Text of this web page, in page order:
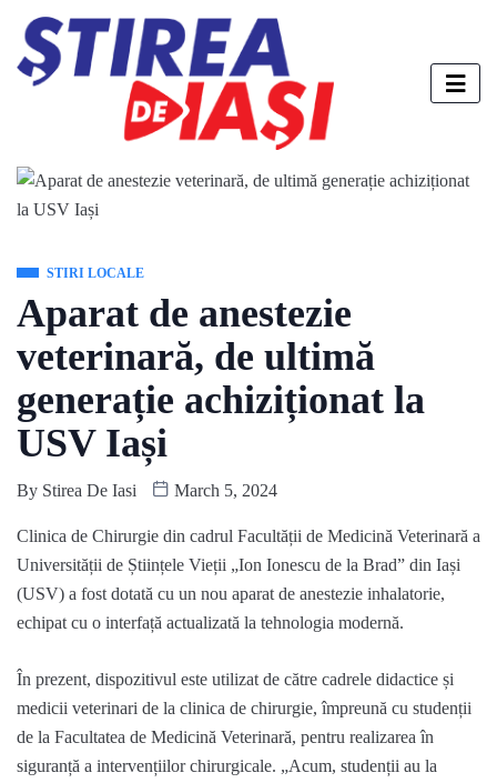
STIRI LOCALE
Aparat de anestezie
veterinară, de ultimă
generație achiziționat la
USV Iași
By Stirea De Iasi March 5, 2024
Clinica de Chirurgie din cadrul Facultății de Medicină Veterinară a
Universității de Științele Vieții „Ion Ionescu de la Brad” din Iași
(USV) a fost dotată cu un nou aparat de anestezie inhalatorie,
echipat cu o interfață actualizată la tehnologia modernă.
În prezent, dispozitivul este utilizat de către cadrele didactice și
medicii veterinari de la clinica de chirurgie,împreună cu studenții
de la Facultatea de Medicină Veterinară, pentru realizarea în
siguranță a intervențiilor chirurgicale. „Acum, studenții au la